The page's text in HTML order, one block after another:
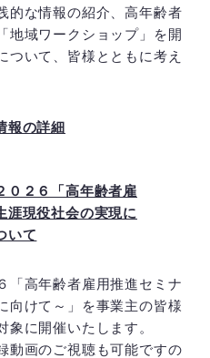
的な情報の紹介、高年齢者
地域ワークショップ」を開
ついて、皆様とともに考え
報の詳細
０２６「高年齢者雇
現役社会の実現に
いて
「高年齢者雇用推進セミナ
けて～」を事業主の皆様
に開催いたします。
動画のご視聴も可能ですの